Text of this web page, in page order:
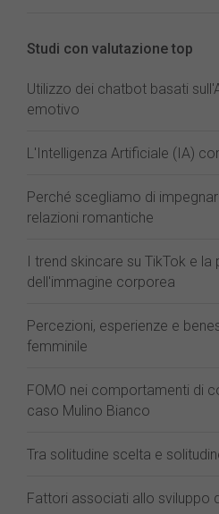
Studi con valutazione top
Utilizzo dei chatbot basati
emotivo
L'Intelligenza Artificiale (IA)
Perché scegliamo di
relazioni romantiche
I trend skincare su TikTok e la
dell'immagine corporea
Percezioni, esperienze e
femminile
FOMO nei comportamenti di
caso Mulino Bianco
Tra solitudine scelta e
Fattori associati allo sviluppo